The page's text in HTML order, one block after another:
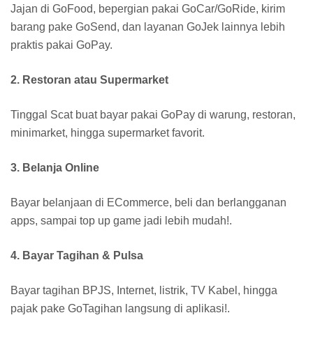
Jajan di GoFood, bepergian pakai GoCar/GoRide, kirim
barang pake GoSend, dan layanan GoJek lainnya lebih
praktis pakai GoPay.
2. Restoran atau Supermarket
Tinggal Scat buat bayar pakai GoPay di warung, restoran,
minimarket, hingga supermarket favorit.
3. Belanja Online
Bayar belanjaan di ECommerce, beli dan berlangganan
apps, sampai top up game jadi lebih mudah!.
4. Bayar Tagihan & Pulsa
Bayar tagihan BPJS, Internet, listrik, TV Kabel, hingga
pajak pake GoTagihan langsung di aplikasi!.